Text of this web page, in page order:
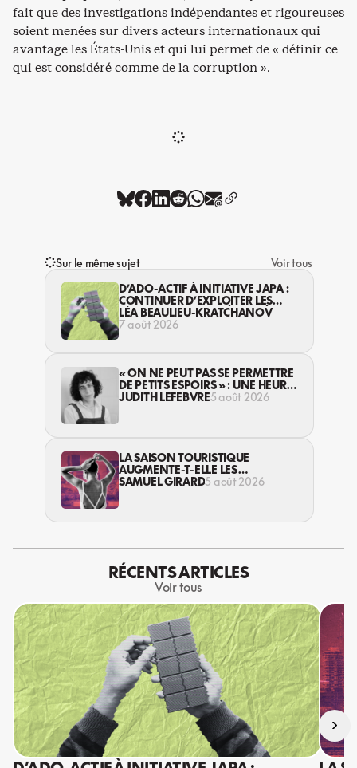
fait que des investigations indépendantes et rigoureuses
soient menées sur divers acteurs internationaux qui
avantage les États-Unis et qui lui permet de « définir ce
qui est considéré comme de la corruption ».
Sur le même sujet
Voir tous
D’ADO-ACTIF À INITIATIVE JAPA :
CONTINUER D’EXPLOITER LES
JEUNES… DANS LA LÉGALITÉ?
LÉA BEAULIEU-KRATCHANOV
7 août 2026
« ON NE PEUT PAS SE PERMETTRE
DE PETITS ESPOIRS » : UNE HEURE
AVEC AVI LEWIS
JUDITH LEFEBVRE5 août 2026
LA SAISON TOURISTIQUE
AUGMENTE-T-ELLE LES
VIOLENCES CONTRE LES
SAMUEL GIRARD5 août 2026
RÉCENTS ARTICLES
Voir tous
›